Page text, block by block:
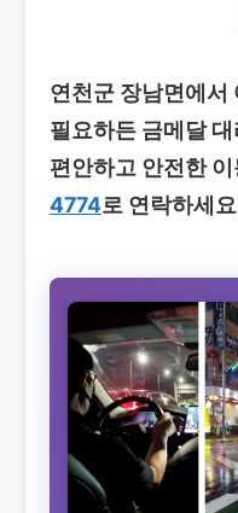
연천군 장남면에서
필요하든 금메달
편안하고 안전한
4774로 연락하세